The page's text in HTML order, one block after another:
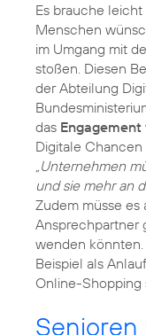
Es brauche
Menschen
im Umgang mit
stoßen. Diesen
der Abteilung
das Engagement
Digitale
„Unternehmen
und sie mehr an
Zudem müsse es
Ansprechpartner
wenden
Beispiel als
Online-Shopping